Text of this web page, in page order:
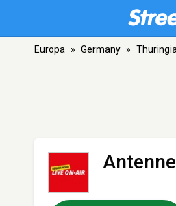
Europa » Germany » Thuringia